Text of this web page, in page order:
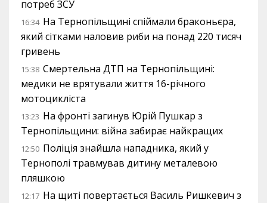
потреб ЗСУ
16:34 На Тернопільщині спіймали браконьєра,
який сітками наловив риби на понад 220 тисяч
гривень
15:38 Смертельна ДТП на Тернопільщині:
медики не врятували життя 16-річного
мотоцикліста
13:23 На фронті загинув Юрій Пушкар з
Тернопільщини: війна забирає найкращих
12:50 Поліція знайшла нападника, який у
Тернополі травмував дитину металевою
пляшкою
12:17 На щиті повертається Василь Ришкевич з